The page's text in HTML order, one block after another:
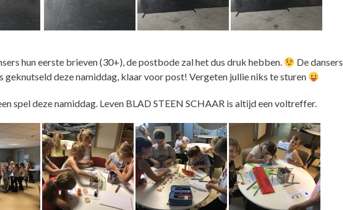
hun eerste brieven (30+), de postbode zal het dus druk hebben.
De dansers
geknutseld deze namiddag, klaar voor post! Vergeten jullie niks te sturen
spel deze namiddag. Leven BLAD STEEN SCHAAR is altijd een voltreffer.